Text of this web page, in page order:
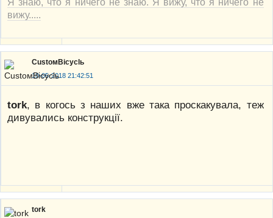
вижу.....
CustoмBicyclь
10-05-2018 21:42:51
tork, в когось з наших вже така проскакувала, теж
дивувались конструкції.
tork